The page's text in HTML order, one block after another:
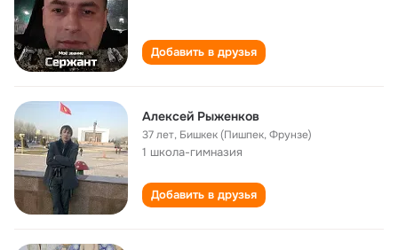
Добавить в друзья
Алексей Рыженков
37 лет, Бишкек (Пишпек, Фрунзе)
1 школа-гимназия
Добавить в друзья